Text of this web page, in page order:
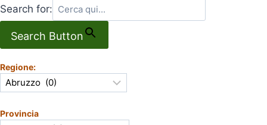
Search for:
Search Button
Regione:
Provincia